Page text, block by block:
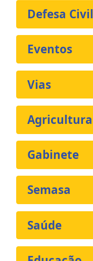
Defesa Civil
Eventos
Vias
Agricultura
Gabinete
Semasa
Saúde